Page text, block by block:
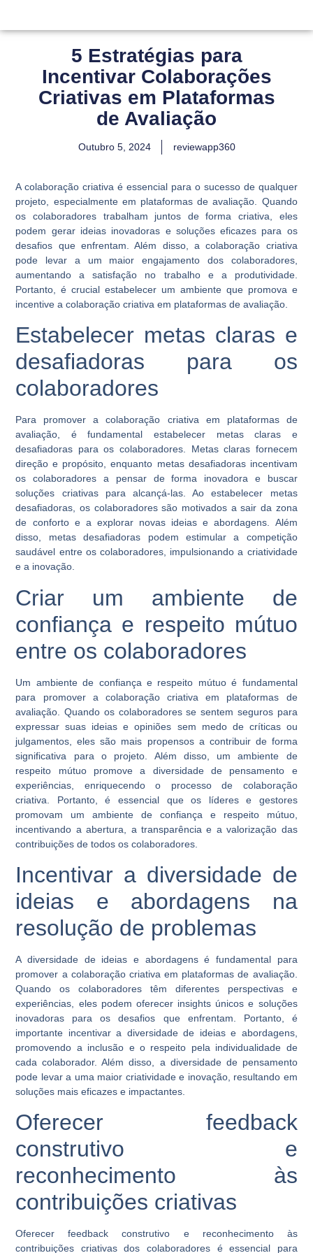
5 Estratégias para
Incentivar Colaborações
Criativas em Plataformas
de Avaliação
Outubro 5, 2024 reviewapp360
A colaboração criativa é essencial para o sucesso de qualquer
projeto, especialmente em plataformas de avaliação. Quando
os colaboradores trabalham juntos de forma criativa, eles
podem gerar ideias inovadoras e soluções eficazes para os
desafios que enfrentam. Além disso, a colaboração criativa
pode levar a um maior engajamento dos colaboradores,
aumentando a satisfação no trabalho e a produtividade.
Portanto, é crucial estabelecer um ambiente que promova e
incentive a colaboração criativa em plataformas de avaliação.
Estabelecer metas claras e
desafiadoras para os
colaboradores
Para promover a colaboração criativa em plataformas de
avaliação, é fundamental estabelecer metas claras e
desafiadoras para os colaboradores. Metas claras fornecem
direção e propósito, enquanto metas desafiadoras incentivam
os colaboradores a pensar de forma inovadora e buscar
soluções criativas para alcançá-las. Ao estabelecer metas
desafiadoras, os colaboradores são motivados a sair da zona
de conforto e a explorar novas ideias e abordagens. Além
disso, metas desafiadoras podem estimular a competição
saudável entre os colaboradores, impulsionando a criatividade
e a inovação.
Criar um ambiente de
confiança e respeito mútuo
entre os colaboradores
Um ambiente de confiança e respeito mútuo é fundamental
para promover a colaboração criativa em plataformas de
avaliação. Quando os colaboradores se sentem seguros para
expressar suas ideias e opiniões sem medo de críticas ou
julgamentos, eles são mais propensos a contribuir de forma
significativa para o projeto. Além disso, um ambiente de
respeito mútuo promove a diversidade de pensamento e
experiências, enriquecendo o processo de colaboração
criativa. Portanto, é essencial que os líderes e gestores
promovam um ambiente de confiança e respeito mútuo,
incentivando a abertura, a transparência e a valorização das
contribuições de todos os colaboradores.
Incentivar a diversidade de
ideias e abordagens na
resolução de problemas
A diversidade de ideias e abordagens é fundamental para
promover a colaboração criativa em plataformas de avaliação.
Quando os colaboradores têm diferentes perspectivas e
experiências, eles podem oferecer insights únicos e soluções
inovadoras para os desafios que enfrentam. Portanto, é
importante incentivar a diversidade de ideias e abordagens,
promovendo a inclusão e o respeito pela individualidade de
cada colaborador. Além disso, a diversidade de pensamento
pode levar a uma maior criatividade e inovação, resultando em
soluções mais eficazes e impactantes.
Oferecer feedback
construtivo e
reconhecimento às
contribuições criativas
Oferecer feedback construtivo e reconhecimento às
contribuições criativas dos colaboradores é essencial para